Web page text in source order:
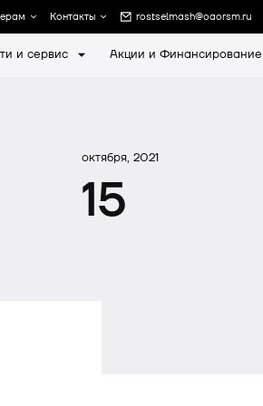
Контакты rostselmash@oaorsm.ru
и сервис Акции и Финансирование
октября, 2021
15